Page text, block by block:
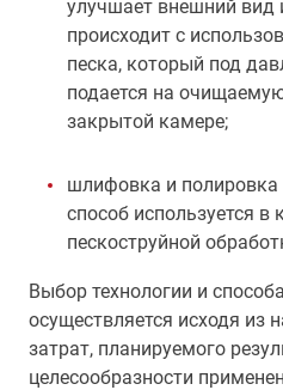
улучшает внешний вид
происходит с
песка, который под
подается на
закрытой камере;
шлифовка и полировка
способ используется в
пескоструйной
Выбор технологии и
осуществляется исходя из
затрат, планируемого
целесообразности